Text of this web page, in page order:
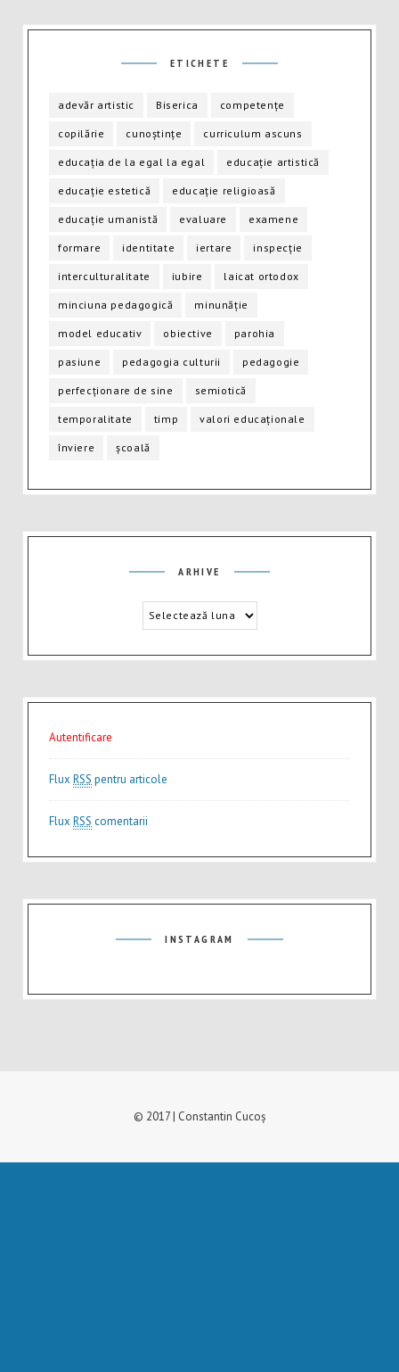
ETICHETE
adevăr artistic Biserica competențe
copilărie cunoștințe curriculum ascuns
educația de la egal la egal educație artistică
educație estetică educație religioasă
educație umanistă evaluare examene
formare identitate iertare inspecție
interculturalitate iubire laicat ortodox
minciuna pedagogică minunăție
model educativ obiective parohia
pasiune pedagogia culturii pedagogie
perfecționare de sine semiotică
temporalitate timp valori educaționale
înviere școală
ARHIVE Arhive
Autentificare
Flux RSS pentru articole
Flux RSS comentarii
INSTAGRAM
© 2017 | Constantin Cucoș